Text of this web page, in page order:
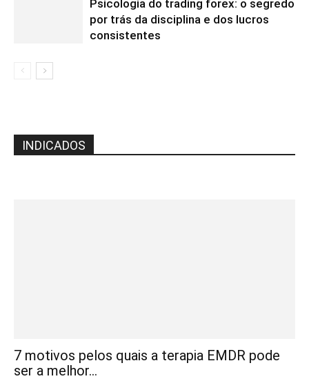
Psicologia do trading forex: o segredo
por trás da disciplina e dos lucros
consistentes
INDICADOS
7 motivos pelos quais a terapia EMDR pode
ser a melhor...